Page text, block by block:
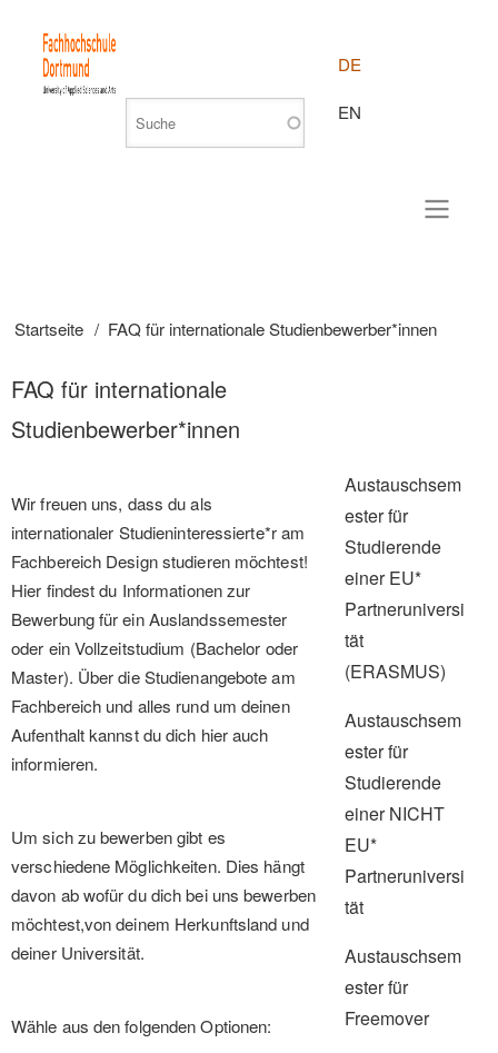
DE
EN
Pfadnavigation
Startseite FAQ für internationale Studienbewerber*innen
FAQ für internationale
Studienbewerber*innen
Wir freuen uns, dass du als
internationaler Studieninteressierte*r am
Fachbereich Design studieren möchtest!
Hier findest du Informationen zur
Bewerbung für ein Auslandssemester
oder ein Vollzeitstudium (Bachelor oder
Master). Über die Studienangebote am
Fachbereich und alles rund um deinen
Aufenthalt kannst du dich hier auch
informieren.
Um sich zu bewerben gibt es
verschiedene Möglichkeiten. Dies hängt
davon ab wofür du dich bei uns bewerben
möchtest,von deinem Herkunftsland und
deiner Universität.
Wähle aus den folgenden Optionen:
Austauschsem
ester für
Studierende
einer EU*
Partneruniversi
tät
(ERASMUS)
Austauschsem
ester für
Studierende
einer NICHT
EU*
Partneruniversi
tät
Austauschsem
ester für
Freemover